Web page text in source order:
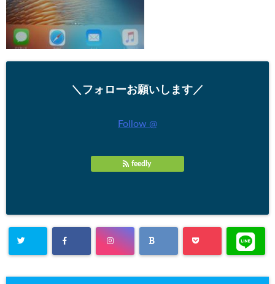
＼フォローお願いします／
Follow @
feedly